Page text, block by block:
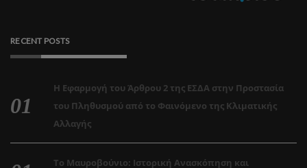
RECENT POSTS
Η Εφαρμογή του Άρθρου 2 της ΕΣΔΑ στην Προστασία
του Πληθυσμού από το Φαινόμενο της Κλιματικής
Αλλαγής
Το Μαυροβούνιο: Ιστορική Ανασκόπηση και